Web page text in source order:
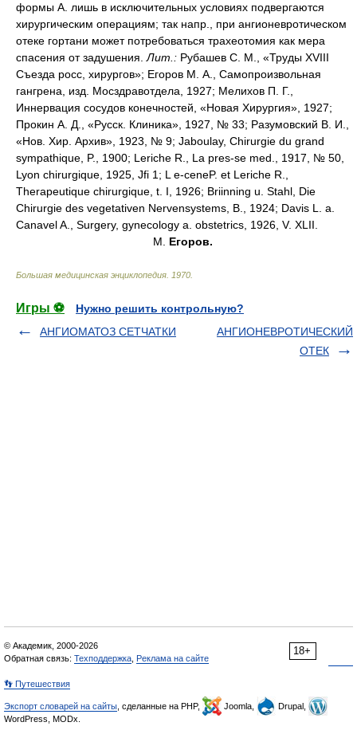
формы А. лишь в исключительных условиях подвергаются
хирургическим операциям; так напр., при ангионевротическом
отеке гортани может потребоваться трахеотомия как мера
спасения от задушения. Лит.: Рубашев С. М., «Труды XVIII
Съезда росс, хирургов»; Егоров М. А., Самопроизвольная
гангрена, изд. Мосздравотдела, 1927; Мелихов П. Г.,
Иннервация сосудов конечностей, «Новая Хирургия», 1927;
Прокин А. Д., «Русск. Клиника», 1927, № 33; Разумовский В. И.,
«Нов. Хир. Архив», 1923, № 9; Jaboulay, Chirurgie du grand
sympathique, P., 1900; Leriche R., La pres-se med., 1917, № 50,
Lyon chirurgique, 1925, Jfi 1; L e-ceneP. et Leriche R.,
Therapeutique chirurgique, t. I, 1926; Briinning u. Stahl, Die
Chirurgie des vegetativen Nervensystems, В., 1924; Davis L. a.
Canavel A., Surgery, gynecology a. obstetrics, 1926, V. XLII.
M. Егоров.
Большая медицинская энциклопедия 1970
Игры ⚽
Нужно решить контрольную?
АНГИОМАТОЗ СЕТЧАТКИ
АНГИОНЕВРОТИЧЕСКИЙ
ОТЕК
18+
© Академик, 2000-2026
Обратная связь: Техподдержка Реклама на сайте
👣 Путешествия
Экспорт словарей на сайты , сделанные на PHP, Joomla,
Drupal,
WordPress, MODx.